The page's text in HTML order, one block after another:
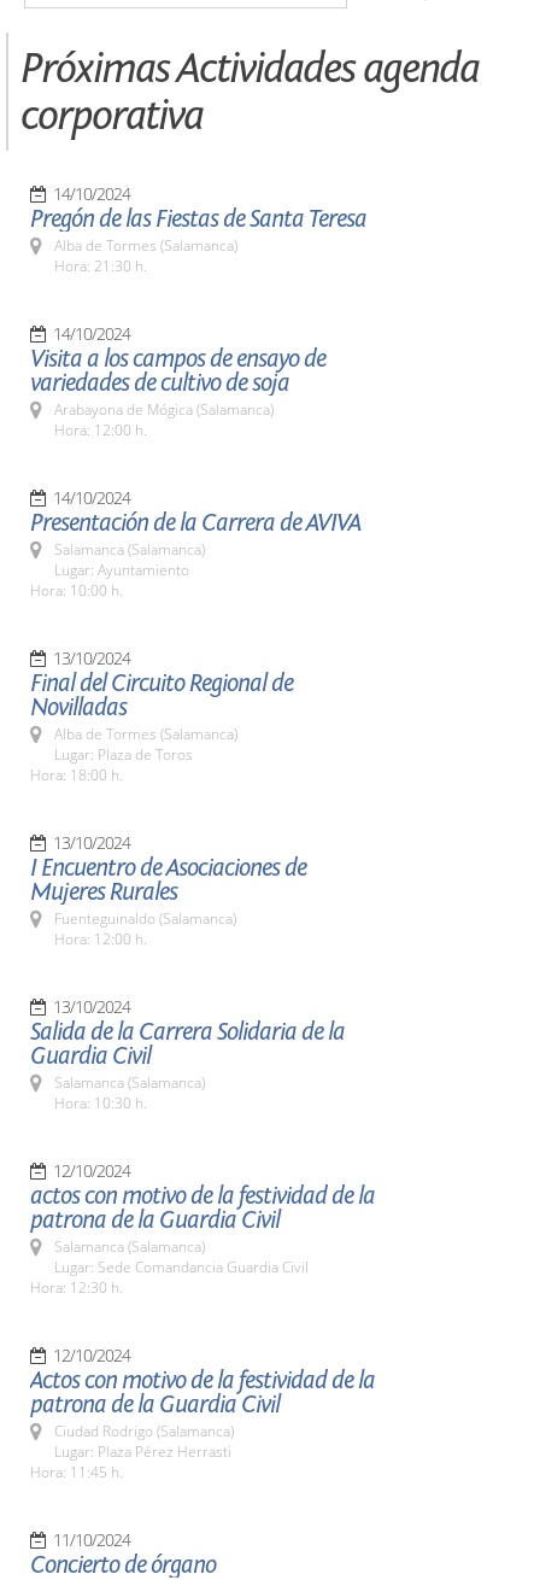
Próximas Actividades agenda
corporativa
14/10/2024
Pregón de las Fiestas de Santa Teresa
Alba de Tormes (Salamanca)
Hora: 21:30 h.
14/10/2024
Visita a los campos de ensayo de
variedades de cultivo de soja
Arabayona de Mógica (Salamanca)
Hora: 12:00 h.
14/10/2024
Presentación de la Carrera de AVIVA
Salamanca (Salamanca)
Lugar: Ayuntamiento
Hora: 10:00 h.
13/10/2024
Final del Circuito Regional de
Novilladas
Alba de Tormes (Salamanca)
Lugar: Plaza de Toros
Hora: 18:00 h.
13/10/2024
I Encuentro de Asociaciones de
Mujeres Rurales
Fuenteguinaldo (Salamanca)
Hora: 12:00 h.
13/10/2024
Salida de la Carrera Solidaria de la
Guardia Civil
Salamanca (Salamanca)
Hora: 10:30 h.
12/10/2024
actos con motivo de la festividad de la
patrona de la Guardia Civil
Salamanca (Salamanca)
Lugar: Sede Comandancia Guardia Civil
Hora: 12:30 h.
12/10/2024
Actos con motivo de la festividad de la
patrona de la Guardia Civil
Ciudad Rodrigo (Salamanca)
Lugar: Plaza Pérez Herrasti
Hora: 11:45 h.
11/10/2024
Concierto de órgano